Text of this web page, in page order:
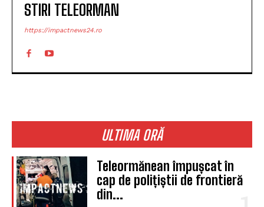
ULTIMA ORĂ
Teleormănean împușcat în
cap de polițiștii de frontieră
din...
STIRI TELEORMAN
https://impactnews24.ro